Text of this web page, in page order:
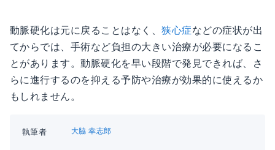
動脈硬化は元に戻ることはなく、狭心症などの症状が出
てからでは、手術など負担の大きい治療が必要になるこ
とがあります。動脈硬化を早い段階で発見できれば、さ
らに進行するのを抑える予防や治療が効果的に使えるか
もしれません。
執筆者 大脇 幸志郎